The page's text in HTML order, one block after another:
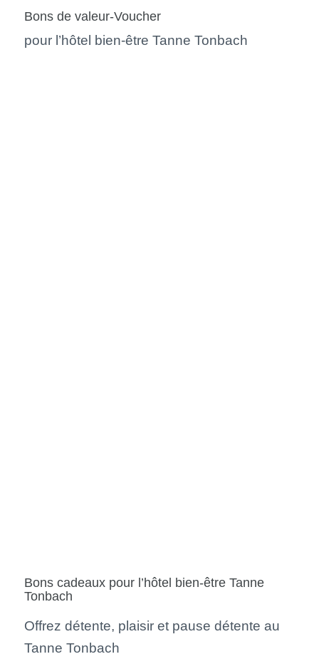
Bons de valeur-Voucher
pour l’hôtel bien-être Tanne Tonbach
Bons cadeaux pour l’hôtel bien-être Tanne
Tonbach
Offrez détente, plaisir et pause détente au
Tanne Tonbach